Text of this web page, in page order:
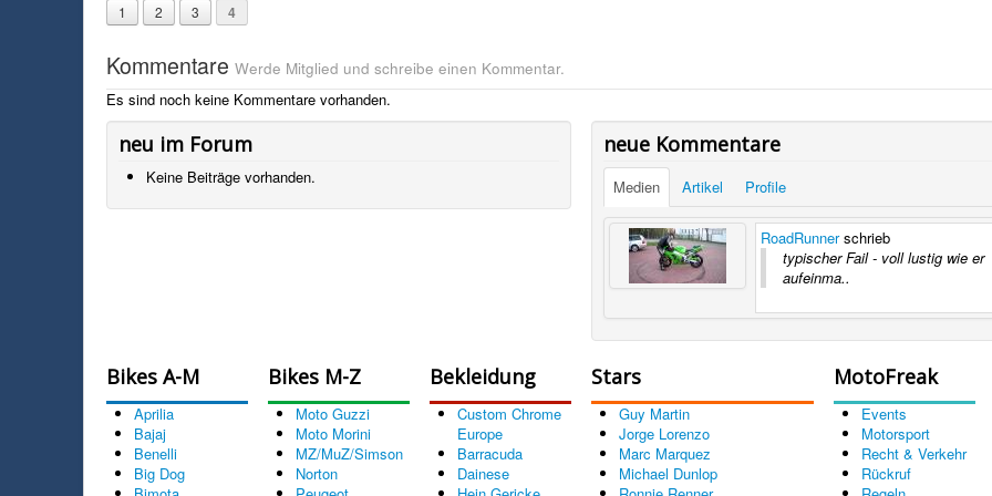
1 2 3 4
Kommentare Werde Mitglied und schreibe einen Kommentar.
Es sind noch keine Kommentare vorhanden.
neu im Forum
Keine Beiträge vorhanden.
neue Kommentare
Medien Artikel Profile
RoadRunnerschrieb
typischer Fail - voll lustig wie er
aufeinma..
Bikes A-M
Aprilia
Bajaj
Benelli
Big Dog
Bikes M-Z
Moto Guzzi
Moto Morini
MZ/MuZ/Simson
Norton
Bekleidung
Custom Chrome
Europe
Barracuda
Dainese
Stars
Guy Martin
Jorge Lorenzo
Marc Marquez
Michael Dunlop
MotoFreak
Events
Motorsport
Recht & Verkehr
Rückruf